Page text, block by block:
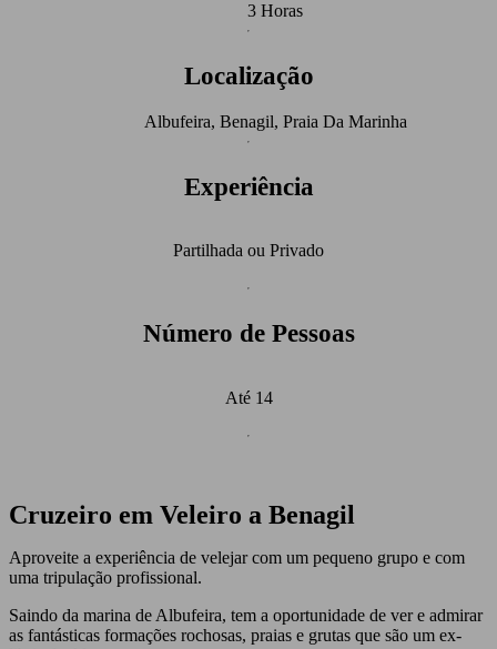
3 Horas
Localização
Albufeira, Benagil, Praia Da Marinha
Experiência
Partilhada ou Privado
Número de Pessoas
Até 14
Cruzeiro em Veleiro a Benagil
Aproveite a experiência de velejar com um pequeno grupo e com
uma tripulação profissional.
Saindo da marina de Albufeira, tem a oportunidade de ver e admirar
as fantásticas formações rochosas, praias e grutas que são um ex-